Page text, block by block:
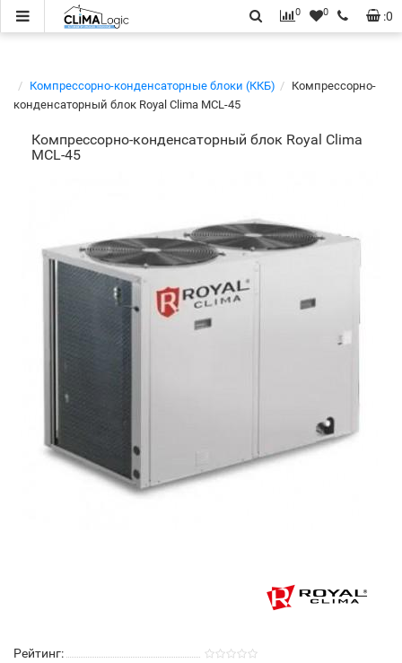
:0
0 0
Компрессорно-конденсаторные блоки (ККБ)
Компрессорно-
конденсаторный блок Royal Clima MCL-45
Компрессорно-конденсаторный блок Royal Clima
MCL-45
Рейтинг: